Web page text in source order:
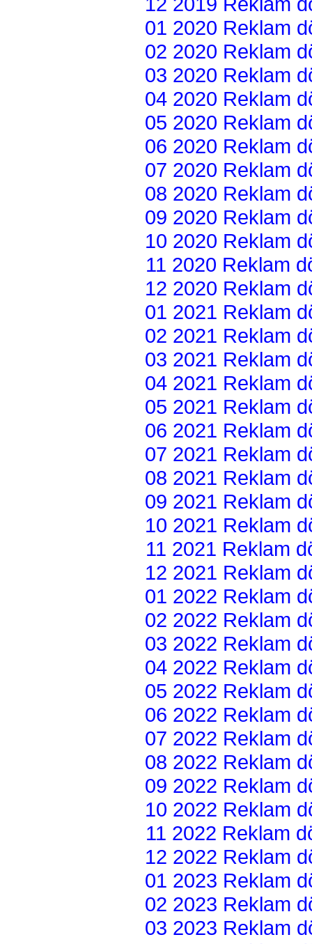
01 2020 Reklam
02 2020 Reklam
03 2020 Reklam
04 2020 Reklam
05 2020 Reklam
06 2020 Reklam
07 2020 Reklam
08 2020 Reklam
09 2020 Reklam
10 2020 Reklam
11 2020 Reklam
12 2020 Reklam
01 2021 Reklam
02 2021 Reklam
03 2021 Reklam
04 2021 Reklam
05 2021 Reklam
06 2021 Reklam
07 2021 Reklam
08 2021 Reklam
09 2021 Reklam
10 2021 Reklam
11 2021 Reklam
12 2021 Reklam
01 2022 Reklam
02 2022 Reklam
03 2022 Reklam
04 2022 Reklam
05 2022 Reklam
06 2022 Reklam
07 2022 Reklam
08 2022 Reklam
09 2022 Reklam
10 2022 Reklam
11 2022 Reklam
12 2022 Reklam
01 2023 Reklam
02 2023 Reklam
03 2023 Reklam